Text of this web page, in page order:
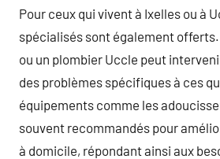
Pour ceux qui vivent à Ixelles ou à
spécialisés sont également
ou un plombier Uccle peut
des problèmes spécifiques à ces
équipements comme les
souvent recommandés pour
à domicile, répondant ainsi aux